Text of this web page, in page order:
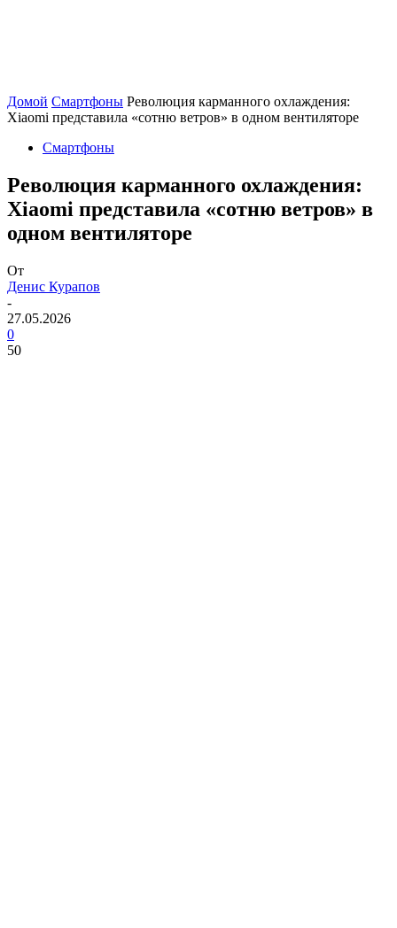
Домой Смартфоны Революция карманного охлаждения:
Xiaomi представила «сотню ветров» в одном вентиляторе
Смартфоны
Революция карманного охлаждения:
Xiaomi представила «сотню ветров» в
одном вентиляторе
От
Денис Курапов
-
27.05.2026
0
50